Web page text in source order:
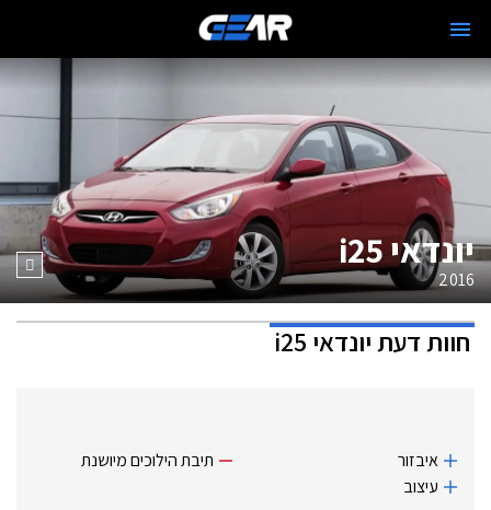
יונדאי i25
2016
חוות דעתיונדאי i25
איבזור
עיצוב
תיבת הילוכים מיושנת